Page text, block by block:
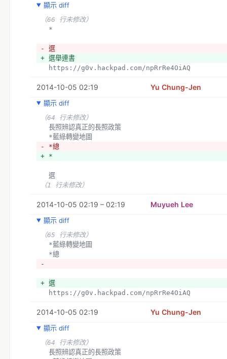
顯示 diff
（66 行未修改）
  *
- 選
+ 選舉連書
  https://g0v.hackpad.com/npRrRe4OiAQ
2014-10-05 02:19 Yu Chung-Jen
顯示 diff
（64 行未修改）
  長照辨認真正的長照政策
  *藍綠轉變地圖
- *總
+ *
  選
（1 行未修改）
2014-10-05 02:19 – 02:19 Muyueh Lee
顯示 diff
（65 行未修改）
  *藍綠轉變地圖
  *總
-
+ 選
  https://g0v.hackpad.com/npRrRe4OiAQ
2014-10-05 02:19 Yu Chung-Jen
顯示 diff
（64 行未修改）
  長照辨認真正的長照政策